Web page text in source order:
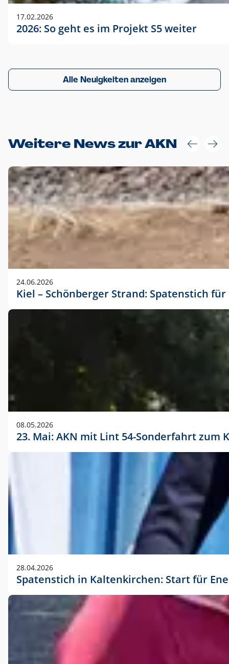
17.02.2026
2026: So geht es im Projekt S5 weiter
Alle Neuigkeiten anzeigen
Weitere News zur AKN
24.06.2026
Kiel – Schönberger Strand: Spatenstich
08.05.2026
23. Mai: AKN mit Lint 54-Sonderfahrt
28.04.2026
Spatenstich in Kaltenkirchen: Start für